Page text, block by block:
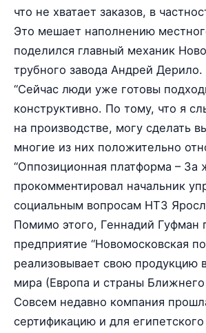
что не хватает заказов, в
Это мешает наполнению
поделился главный механик
трубного завода Андрей Дерило.
“Сейчас люди уже готовы
конструктивно. По тому, что я
на производстве, могу сделать
многие из них положительно
“Оппозиционная платформа – За
прокомментировал начальник
социальным вопросам НТЗ
Помимо этого, Геннадий Гуфман
предприятие “Новомосковская
реализовывает свою продукцию
мира (Европа и страны
Совсем недавно компания
сертификацию и для